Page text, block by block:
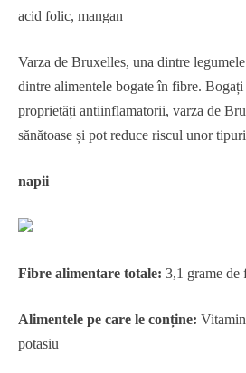
acid folic, mangan
Varza de Bruxelles, una dintre
dintre alimentele bogate în fibre.
proprietăți antiinflamatorii, varza de
sănătoase și pot reduce riscul unor
napii
Fibre alimentare totale: 3,1 grame de
Alimentele pe care le conține:
potasiu